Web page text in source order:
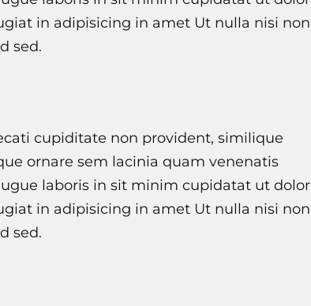
in adipisicing in amet Ut nulla nisi non
sed.
cupiditate non provident, similique
ornare sem lacinia quam venenatis
laboris in sit minim cupidatat ut dolor
in adipisicing in amet Ut nulla nisi non
sed.